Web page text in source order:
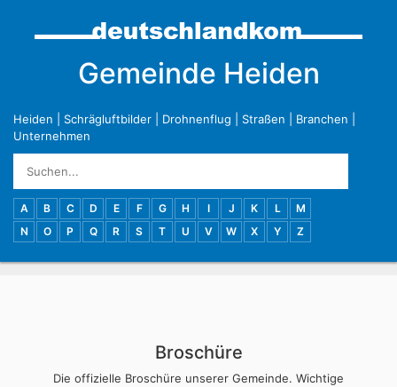
Gemeinde Heiden
Heiden Schrägluftbilder Drohnenflug Straßen Branchen
Unternehmen
A B C D E F G H I J K L
M
N
O P Q R S T U V W X Y Z
Broschüre
Die offizielle Broschüre unserer Gemeinde. Wichtige